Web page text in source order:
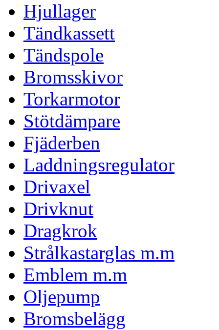
Hjullager
Tändkassett
Tändspole
Bromsskivor
Torkarmotor
Stötdämpare
Fjäderben
Laddningsregulator
Drivaxel
Drivknut
Dragkrok
Strålkastarglas m.m
Emblem m.m
Oljepump
Bromsbelägg